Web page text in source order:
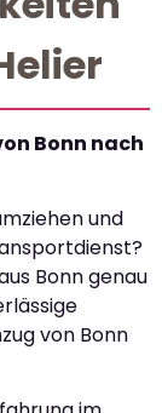
Bonn nach
und
Bonn genau
von Bonn